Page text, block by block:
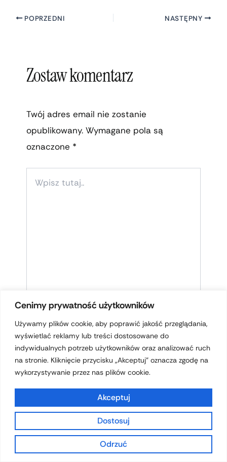
Cenimy prywatność użytkowników
Używamy plików cookie, aby poprawić jakość przeglądania,
wyświetlać reklamy lub treści dostosowane do
indywidualnych potrzeb użytkowników oraz analizować ruch
na stronie. Kliknięcie przycisku „Akceptuj” oznacza zgodę na
wykorzystywanie przez nas plików cookie.
Dostosuj
Odrzuć
Akceptuj
POPRZEDNI NASTĘPNY
Zostaw komentarz
Twój adres email nie zostanie
opublikowany. Wymagane pola są
oznaczone *
TUTAJ..
NAZWA*
E-
INTERNETOWA
ZAPAMIĘTAJ MOJE DANE W TEJ